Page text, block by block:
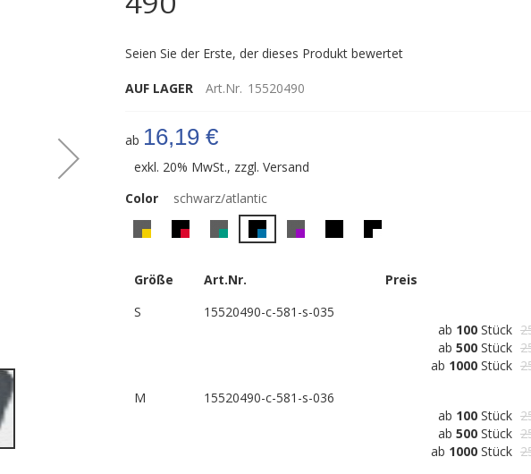
Herren Laufhose James & Nicholson JN 490
Seien Sie der Erste, der dieses Produkt bewertet
AUF LAGER Art.Nr. 15520490
ab 16,19 €
exkl. 20% MwSt., zzgl. Versand
Color
schwarz/atlantic
Größe Art.Nr. Preis
S
15520490-c-581-s-035
ab 100Stück
ab 500Stück
ab 1000Stück
M
15520490-c-581-s-036
ab 100Stück
ab 500Stück
ab 1000Stück